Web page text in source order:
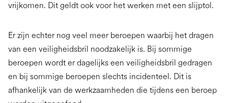
vrijkomen. Dit geldt ook voor het werken met een slijptol.
Er zijn echter nog veel meer beroepen waarbij het dragen
van een veiligheidsbril noodzakelijk is. Bij sommige
beroepen wordt er dagelijks een veiligheidsbril gedragen
en bij sommige beroepen slechts incidenteel. Dit is
afhankelijk van de werkzaamheden die tijdens een beroep